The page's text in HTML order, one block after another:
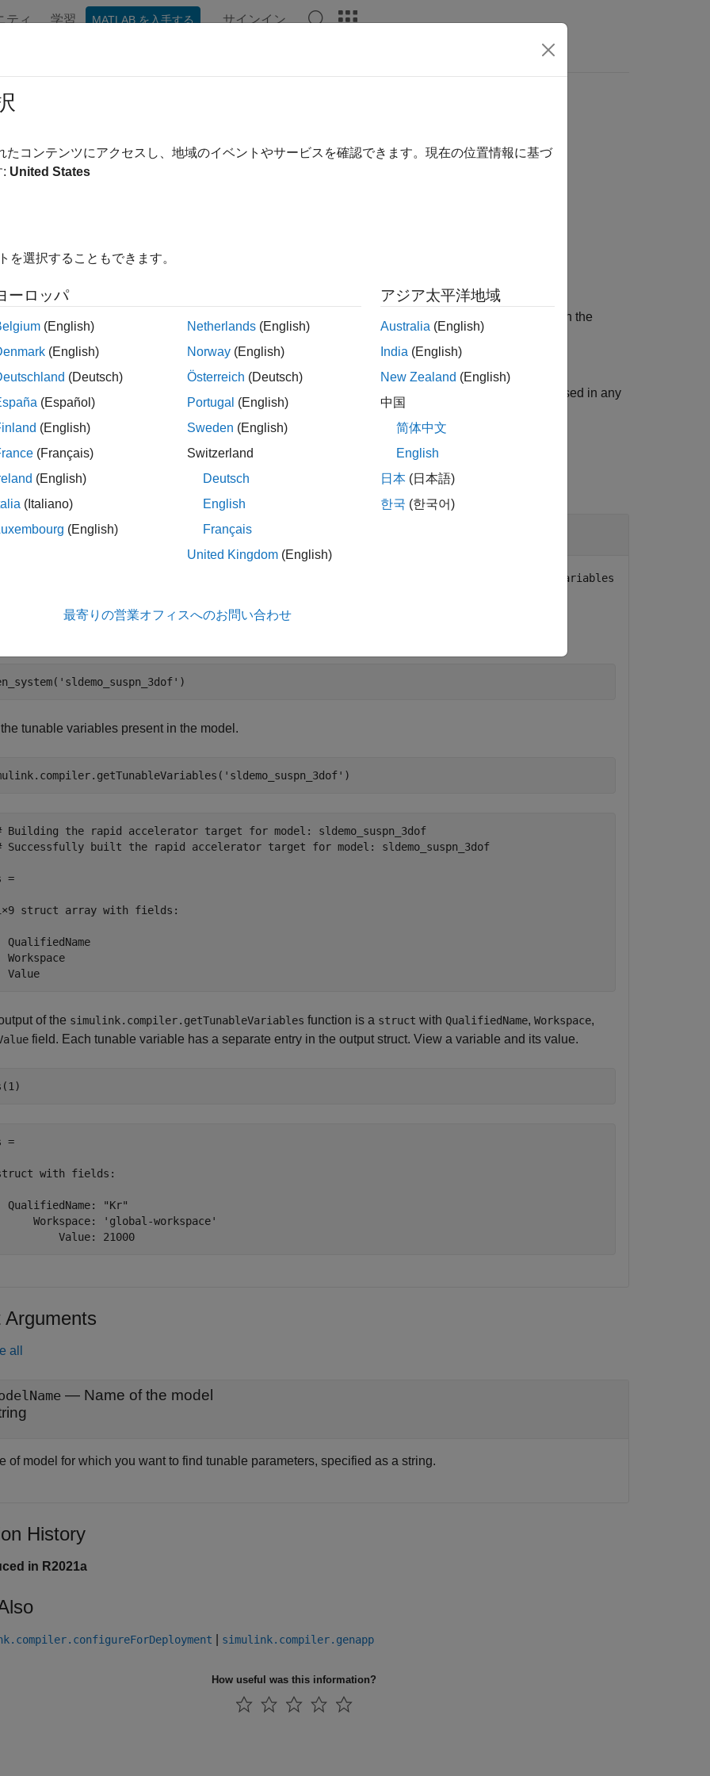
ティ 学習 MATLAB を入手する サインイン
of all tunable variables
returns a structure containing all the tunable variables in the
modelName , and their values.
leaf of astructvariable present in the model is given an entry in the output of
variable is tunable only when it is not used in any
expressions.
all
Tunable Variables in a Model
simulink.compiler.getTunableVariables
'sldemo_suspn_3dof' )
tunable variables present in the model.
'sldemo_suspn_3dof' )
Building the rapid accelerator target for model: sldemo_suspn_3dof
Successfully built the rapid accelerator target for model: sldemo_suspn_3dof
=
struct array with fields:
QualifiedName
Workspace
of the simulink.compiler.getTunableVariables function is a struct with QualifiedName, Workspace,
field. Each tunable variable has a separate entry in the output struct. View a variable and its value.
=
with fields:
QualifiedName: "Kr"
Workspace: 'global-workspace'
Value: 21000
Arguments
all
— Name of the model
of model for which you want to find tunable parameters, specified as a string.
History
in R2021a
simulink.compiler.genapp
How useful was this information?
たコンテンツにアクセスし、地域のイベントやサービスを確認できます。現在の位置情報に基づ
: United States
を選択することもできます。
ーロッパ
(English)
(English)
(Deutsch)
(Español)
(English)
(Français)
(English)
(Italiano)
(English)
Netherlands (English)
Norway (English)
Österreich (Deutsch)
Portugal (English)
Sweden (English)
Switzerland
Deutsch
English
Français
United Kingdom (English)
アジア太平洋地域
Australia (English)
India (English)
New Zealand (English)
中国
简体中文
English
日本 (日本語)
한국 (한국어)
最寄りの営業オフィスへのお問い合わせ